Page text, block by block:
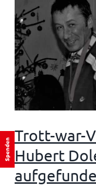
Trott-war-
Hubert
Spenden